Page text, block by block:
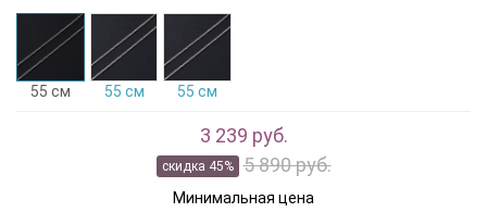
55 см 55 см 55 см
3 239 руб.
скидка 45% 5 890 руб.
Минимальная цена